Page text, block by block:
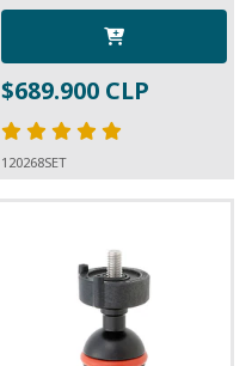
$689.900 CLP
120268SET